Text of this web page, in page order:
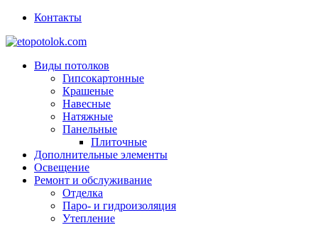
Контакты
Виды потолков
Гипсокартонные
Крашеные
Навесные
Натяжные
Панельные
Плиточные
Дополнительные элементы
Освещение
Ремонт и обслуживание
Отделка
Паро- и гидроизоляция
Утепление